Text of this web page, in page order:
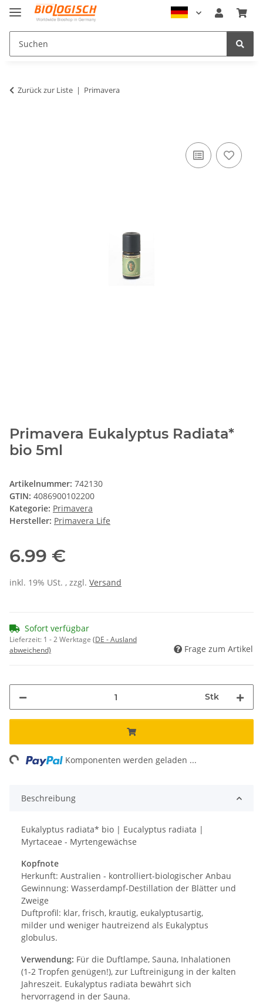
Zurück zur Liste Primavera
Primavera Eukalyptus Radiata*
bio 5ml
Artikelnummer: 742130
GTIN: 4086900102200
Kategorie: Primavera
Hersteller: Primavera Life
6.99 €
inkl. 19% USt. , zzgl. Versand
Sofort verfügbar
Lieferzeit: 1 - 2 Werktage (DE - Ausland
abweichend)
Frage zum Artikel
Stk
Komponenten werden geladen ...
Beschreibung
Eukalyptus radiata* bio | Eucalyptus radiata |
Myrtaceae - Myrtengewächse
Kopfnote
Herkunft: Australien - kontrolliert-biologischer Anbau
Gewinnung: Wasserdampf-Destillation der Blätter und
Zweige
Duftprofil: klar, frisch, krautig, eukalyptusartig,
milder und weniger hautreizend als Eukalyptus
globulus.
Verwendung: Für die Duftlampe, Sauna, Inhalationen
(1-2 Tropfen genügen!), zur Luftreinigung in der kalten
Jahreszeit. Eukalyptus radiata bewährt sich
hervorragend in der Sauna.